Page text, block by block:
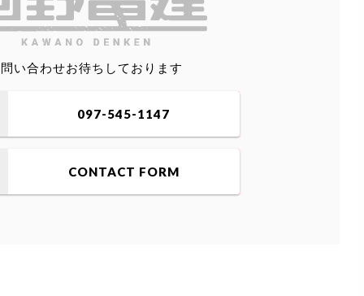
い合わせお待ちしております
097-545-1147
CONTACT FORM